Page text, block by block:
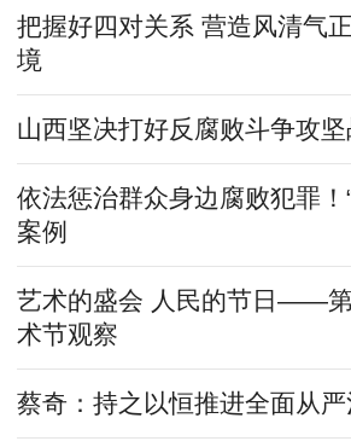
把握好四对关系 营造风清气
境
山西坚决打好反腐败斗争攻
依法惩治群众身边腐败犯罪！
案例
艺术的盛会 人民的节日——
术节观察
蔡奇：持之以恒推进全面从严